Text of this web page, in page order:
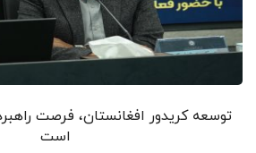
توسعه کریدور افغانستان، فرصت
است